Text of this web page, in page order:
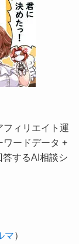
フィリエイト運
ワードデータ +
するAI相談シ
マ）